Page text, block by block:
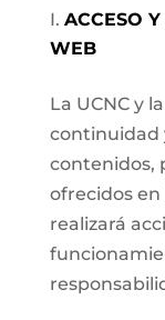
ACCESO
WEB
La UCNC y
continuidad
contenidos,
ofrecidos
realizará